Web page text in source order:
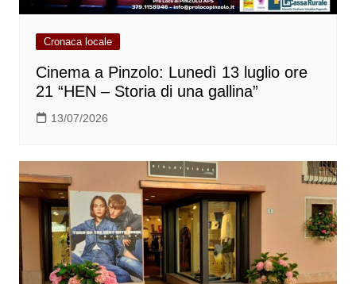
Cronaca locale
Cinema a Pinzolo: Lunedì 13 luglio ore
21 “HEN – Storia di una gallina”
13/07/2026